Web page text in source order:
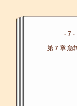
- 7 -
第 7 章 急